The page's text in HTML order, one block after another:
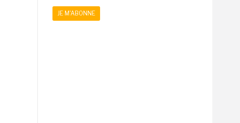
JE M'ABONNE